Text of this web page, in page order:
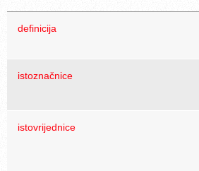
definicija
istoznačnice
istovrijednice